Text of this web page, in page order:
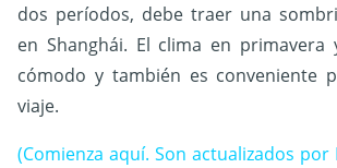
dos períodos, debe traer una
en Shanghái. El clima en
cómodo y también es conveniente
viaje.
(Comienza aquí. Son actualizados por